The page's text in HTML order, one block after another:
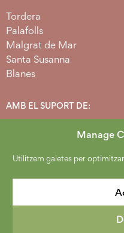
Manage
Utilitzem galetes per
Tordera
Palafolls
Malgrat de Mar
Santa Susanna
Blanes
AMB EL SUPORT DE:
2026 Copyright Espai Agrari Baixa